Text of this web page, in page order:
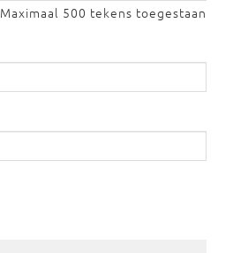
Maximaal 500 tekens toegestaan